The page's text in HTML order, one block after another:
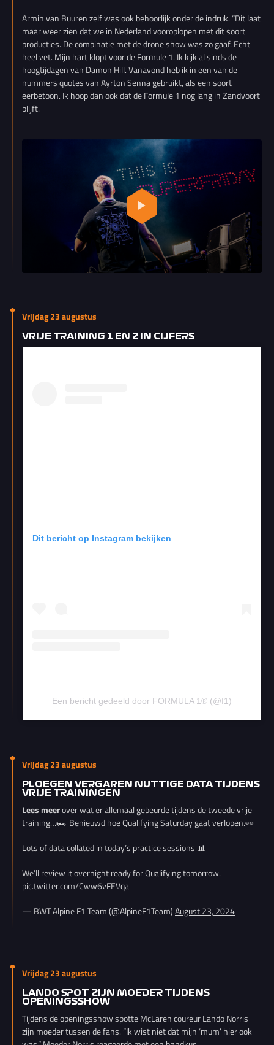
Armin van Buuren zelf was ook behoorlijk onder de indruk. “Dit laat
maar weer zien dat we in Nederland vooroplopen met dit soort
producties. De combinatie met de drone show was zo gaaf. Echt
heel vet. Mijn hart klopt voor de Formule 1. Ik kijk al sinds de
hoogtijdagen van Damon Hill. Vanavond heb ik in een van de
nummers quotes van Ayrton Senna gebruikt, als een soort
eerbetoon. Ik hoop dan ook dat de Formule 1 nog lang in Zandvoort
blijft.
Vrijdag 23 augustus
VRIJE TRAINING 1 EN 2 IN CIJFERS
Dit bericht op Instagram bekijken
Een bericht gedeeld door FORMULA 1® (@f1)
Vrijdag 23 augustus
PLOEGEN VERGAREN NUTTIGE DATA TIJDENS
VRIJE TRAININGEN
Lees meerover wat er allemaal gebeurde tijdens de tweede vrije
training…🏎️ Benieuwd hoe Qualifying Saturday gaat verlopen.👀
Lots of data collated in today’s practice sessions 📊
We’ll review it overnight ready for Qualifying tomorrow.
pic.twitter.com/Cww6vFEVqa
— BWT Alpine F1 Team (@AlpineF1Team)August 23, 2024
Vrijdag 23 augustus
LANDO SPOT ZIJN MOEDER TIJDENS
OPENINGSSHOW
Tijdens de openingsshow spotte McLaren coureur Lando Norris
zijn moeder tussen de fans. “Ik wist niet dat mijn ‘mum’ hier ook